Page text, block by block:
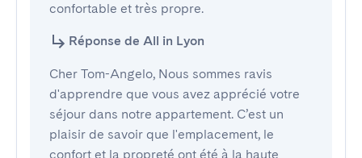
confortable et très propre.
Réponse de All in Lyon
Cher Tom-Angelo, Nous sommes ravis
d'apprendre que vous avez apprécié votre
séjour dans notre appartement. C’est un
plaisir de savoir que l'emplacement, le
confort et la propreté ont été à la haute